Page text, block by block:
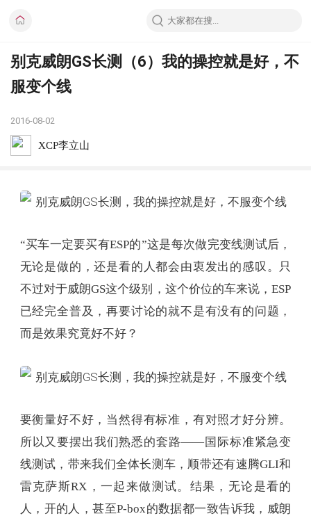
别克威朗GS长测（6）我的操控就是好，不
服变个线
2016-08-02
XCP李立山
“买车一定要买有ESP的”这是每次做完变线测试后，
无论是做的，还是看的人都会由衷发出的感叹。只
不过对于威朗GS这个级别，这个价位的车来说，ESP
已经完全普及，再要讨论的就不是有没有的问题，
而是效果究竟好不好？
要衡量好不好，当然得有标准，有对照才好分辨。
所以又要摆出我们熟悉的套路——国际标准紧急变
线测试，带来我们全体长测车，顺带还有速腾GLI和
雷克萨斯RX，一起来做测试。结果，无论是看的
人，开的人，甚至P-box的数据都一致告诉我，威朗